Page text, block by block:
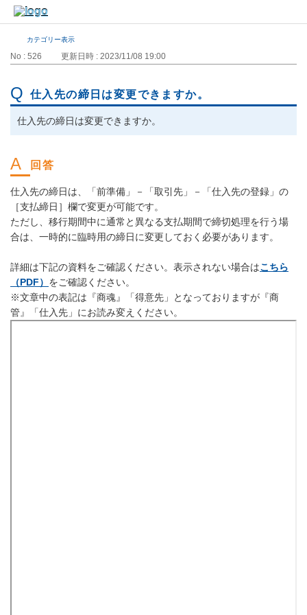
カテゴリー表示
No : 526 更新日時 : 2023/11/08 19:00
仕入先の締日は変更できますか。
仕入先の締日は変更できますか。
仕入先の締日は、「前準備」－「取引先」－「仕入先の登録」の
［支払締日］欄で変更が可能です。
ただし、移行期間中に通常と異なる支払期間で締切処理を行う場
合は、一時的に臨時用の締日に変更しておく必要があります。
詳細は下記の資料をご確認ください。表示されない場合はこちら
（PDF） をご確認ください。
※文章中の表記は『商魂』「得意先」となっておりますが『商
管』「仕入先」にお読み変えください。